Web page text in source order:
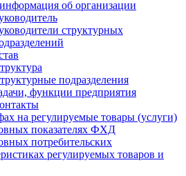
об организации
структурных
подразделения
функции предприятия
на регулируемые товары (услуги)
показателях ФХД
потребительских
регулируемых товаров и